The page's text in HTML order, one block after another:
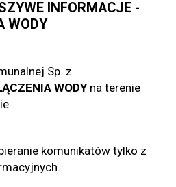
INFORMACJE -
WODY
Sp. z
WODYna terenie
komunikatów tylko z